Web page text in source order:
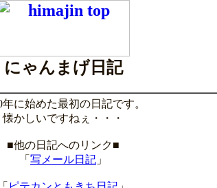
にゃんまげ日記
年に始めた最初の日記です。
懐かしいですねぇ・・・
■他の日記へのリンク■
「 写メール日記 」